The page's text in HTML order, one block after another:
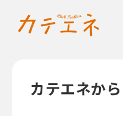
カテエネか